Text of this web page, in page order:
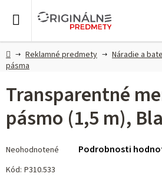
DomovReklamné predmety Náradie a
pásma
Transparentné
pásmo (1,5 m),
hodnotenie
produktu
Neohodnotené Podrobnosti
Kód: P310.533